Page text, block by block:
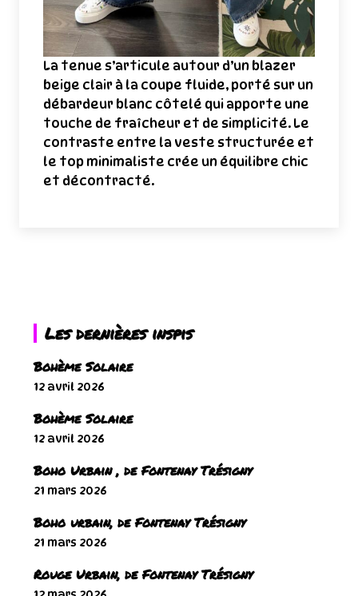
La tenue s’articule autour d’un blazer
beige clair à la coupe fluide, porté sur un
débardeur blanc côtelé qui apporte une
touche de fraîcheur et de simplicité. Le
contraste entre la veste structurée et
le top minimaliste crée un équilibre chic
et décontracté.
Les dernières inspis
Bohème Solaire
12 avril 2026
Bohème Solaire
12 avril 2026
Boho Urbain , de Fontenay Trésigny
21 mars 2026
Boho urbain, de Fontenay Trésigny
21 mars 2026
Rouge Urbain, de Fontenay Trésigny